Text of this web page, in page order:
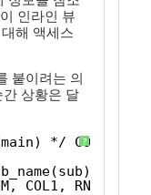
인라인 뷰
해 액세스
붙이려는 의
간 상황은 달
?
*/ COL1, RND
COL1, RND